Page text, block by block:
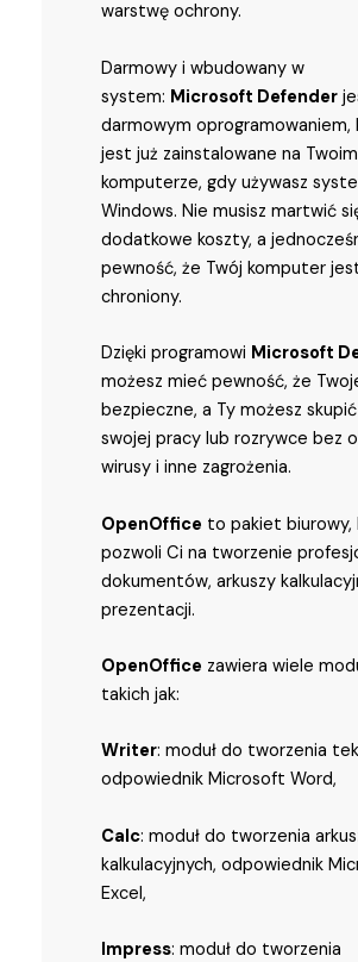
warstwę ochrony.
Darmowy i wbudowany w
system: Microsoft Defender
darmowym oprogramowaniem,
jest już zainstalowane na Twoim
komputerze, gdy używasz
Windows. Nie musisz martwić
dodatkowe koszty, a
pewność, że Twój komputer
chroniony.
Dzięki programowi Microsoft
możesz mieć pewność, że
bezpieczne, a Ty możesz
swojej pracy lub rozrywce bez
wirusy i inne zagrożenia.
OpenOffice to pakiet
pozwoli Ci na tworzenie
dokumentów, arkuszy
prezentacji.
OpenOffice zawiera wiele
takich jak:
Writer: moduł do tworzenia
odpowiednik Microsoft Word,
Calc: moduł do tworzenia
kalkulacyjnych, odpowiednik
Excel,
Impress: moduł do tworzenia